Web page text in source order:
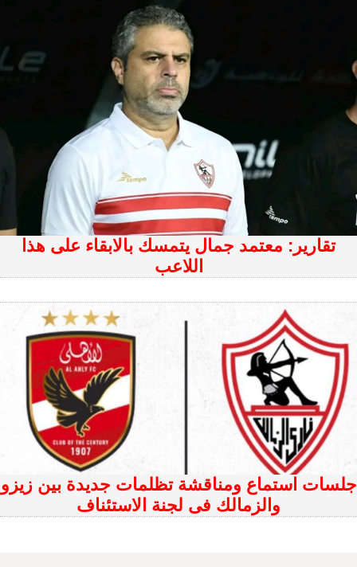
تقارير: معتمد جمال يتمسك بالابقاء على هذا
اللاعب
‏جلسات استماع ومناقشة تظلمات جديدة بين زيزو
والزمالك فى لجنة الاستئناف